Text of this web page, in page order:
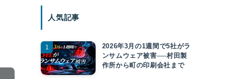
人気記事
2026年3月の1週間で5社がラ
ンサムウェア被害──村田製
作所から町の印刷会社まで